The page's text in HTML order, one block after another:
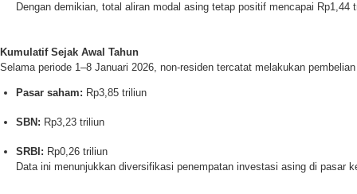
Dengan demikian, total aliran modal asing tetap positif mencapai Rp1,44
Kumulatif Sejak Awal Tahun
Selama periode 1–8 Januari 2026, non-residen tercatat melakukan
Pasar saham: Rp3,85 triliun
SBN: Rp3,23 triliun
SRBI: Rp0,26 triliun
Data ini menunjukkan diversifikasi penempatan investasi asing di pasar